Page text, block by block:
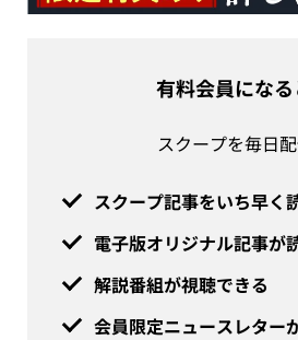
有料会員にな
スクープを毎日配
スクープ記事をいち早く
電子版オリジナル記事が
解説番組が視聴できる
会員限定ニュースレター